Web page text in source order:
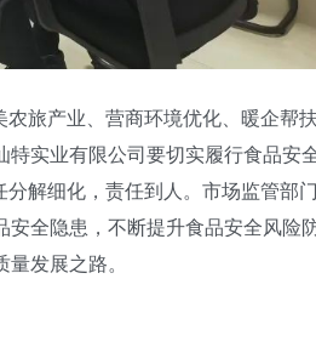
旅产业、营商环境优化、暖企帮
实业有限公司要切实履行食品安
解细化，责任到人。市场监管部
全隐患，不断提升食品安全风险
发展之路。